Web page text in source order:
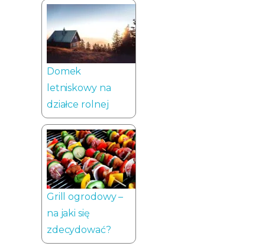
Domek
letniskowy na
działce rolnej
Grill ogrodowy –
na jaki się
zdecydować?